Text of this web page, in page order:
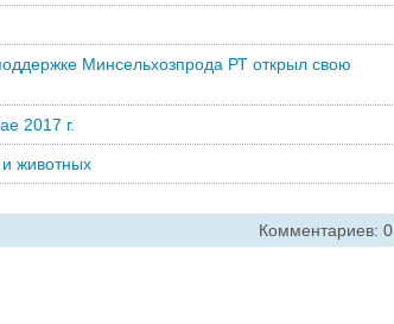
Минсельхозпрода РТ открыл свою
2017 г.
животных
Комментариев: 0